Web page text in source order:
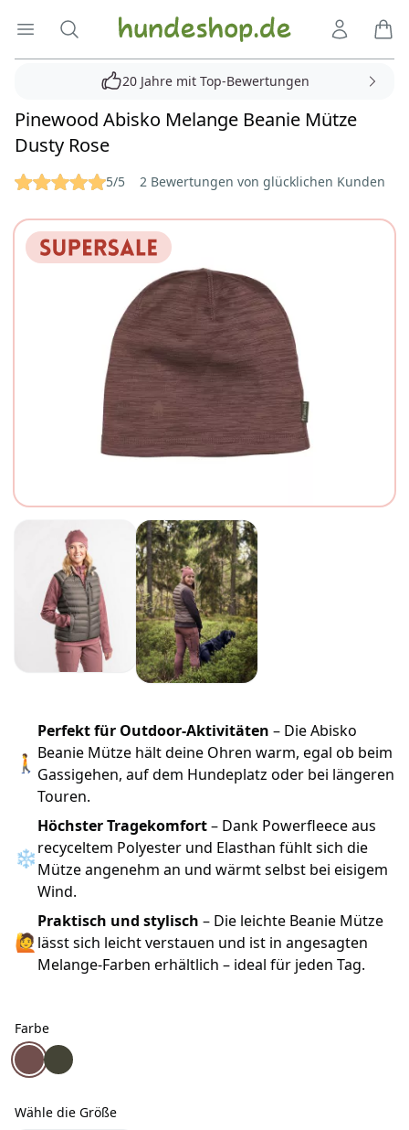
Menü öffnen
Suche Hundeshop.de
20 Jahre mit Top-Bewertungen
Pinewood Abisko Melange Beanie Mütze
Dusty Rose
Reviews 5/5 2 Bewertungen von glücklichen Kunden
Bilder
🚶
Perfekt für Outdoor-Aktivitäten – Die Abisko
Beanie Mütze hält deine Ohren warm, egal ob beim
Gassigehen, auf dem Hundeplatz oder bei längeren
Touren.
❄
Höchster Tragekomfort– Dank Powerfleece aus
recyceltem Polyester und Elasthan fühlt sich die
Mütze angenehm an und wärmt selbst bei eisigem
Wind.
🙋
Praktisch und stylisch – Die leichte Beanie Mütze
lässt sich leicht verstauen und ist in angesagten
Melange-Farben erhältlich – ideal für jeden Tag.
Farbe
Farbe
Pinewood Abisko Melange Beanie Mütze Dusty Rose
Pinewood Abisko Melange Beanie Mütze Darkgreen
Wähle die Größe